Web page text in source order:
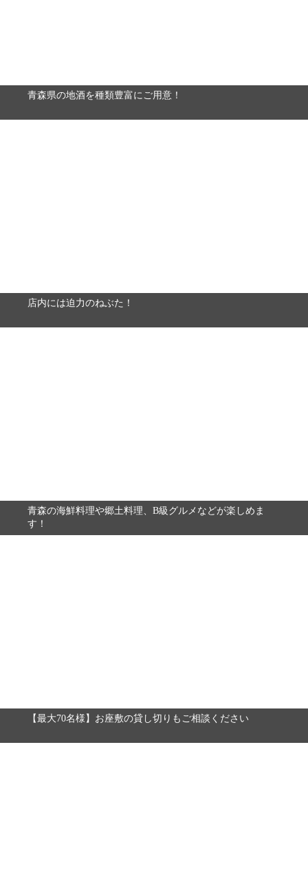
青森県の地酒を種類豊富にご用意！
店内には迫力のねぶた！
青森の海鮮料理や郷土料理、B級グルメなどが楽しめま
す！
【最大70名様】お座敷の貸し切りもご相談ください